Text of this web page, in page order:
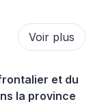
Voir plus
et du
la province